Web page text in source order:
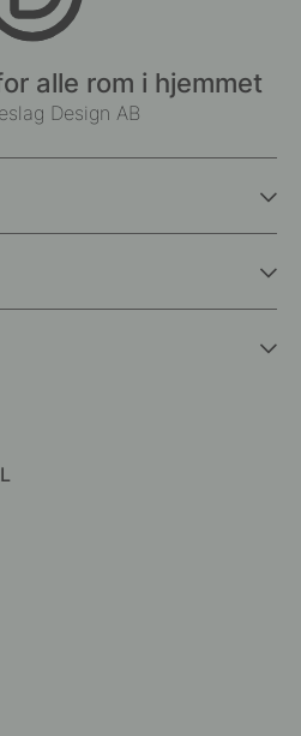
alle rom i hjemmet
Design AB